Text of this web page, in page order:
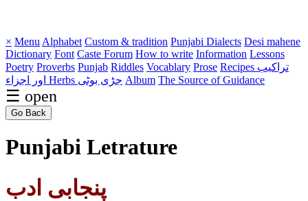
× Menu Alphabet Custom & tradition Punjabi Dialects Desi mahene
Dictionary Font Caste Forum How to write Information Lessons
Poetry Proverbs Punjab Riddles Vocablary Prose Recipes تراکیب
Herbs جڑی بوٹی Album The Source of Guidance
☰ open
Go Back
Punjabi Letrature
پنجابی ادب